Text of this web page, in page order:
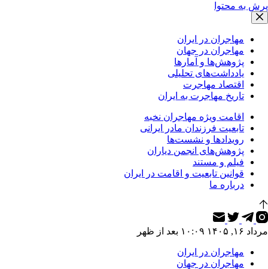
پرش به محتوا
مهاجران در ایران
مهاجران در جهان
پژوهش‌ها و آمارها
یادداشت‌های تحلیلی
اقتصاد مهاجرت
تاریخ مهاجرت به ایران
اقامت ویژه مهاجران نخبه
تابعیت فرزندان مادر ایرانی
رویدادها و نشست‌ها
پژوهش‌های انجمن دیاران
فیلم و مستند
قوانین تابعیت و اقامت در ایران
درباره ما
مرداد ۱۶, ۱۴۰۵ ۱۰:۰۹ بعد از ظهر
مهاجران در ایران
مهاجران در جهان